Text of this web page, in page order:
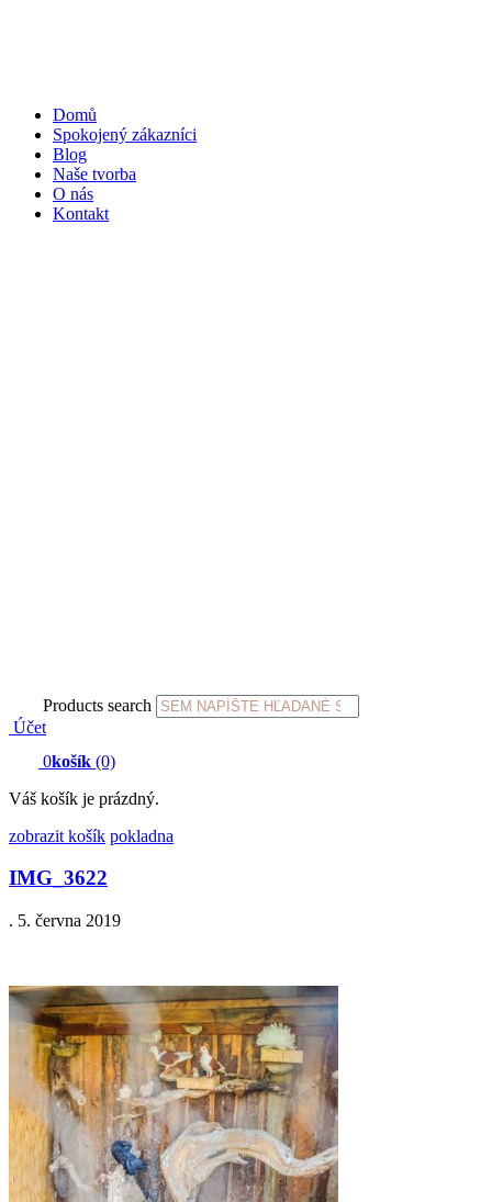
Domů
Spokojený zákazníci
Blog
Naše tvorba
O nás
Kontakt
Products search
Účet
0košík (0)
Váš košík je prázdný.
zobrazit košík pokladna
IMG_3622
. 5. června 2019